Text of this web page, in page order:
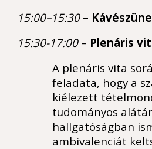
15:00–15:30–
15:30-17:00– Plenáris
A plenáris vita
feladata, hogy a
kiélezett
tudományos
hallgatóságban
ambivalenciát